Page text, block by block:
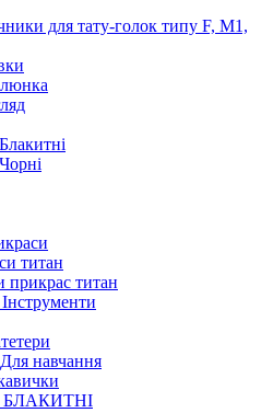
для тату-голок типу F, M1,
титан
прикрас титан
Інструменти
Для навчання
БЛАКИТНІ